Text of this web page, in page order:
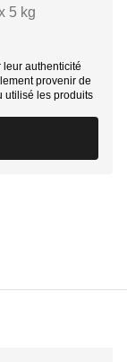
5 kg
leur authenticité
provenir de
utilisé les produits